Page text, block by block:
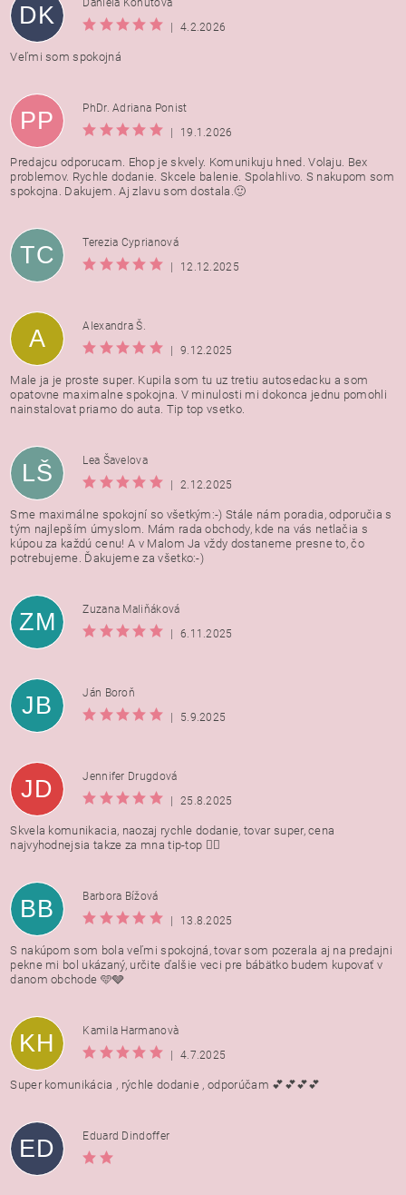
DK
Daniela Kohútová
|
4.2.2026
Veľmi som spokojná
PP
PhDr. Adriana Ponist
|
19.1.2026
Predajcu odporucam. Ehop je skvely. Komunikuju hned. Volaju. Bex
problemov. Rychle dodanie. Skcele balenie. Spolahlivo. S nakupom som
spokojna. Dakujem. Aj zlavu som dostala.🙂
TC
Terezia Cyprianová
|
12.12.2025
A
Alexandra Š.
|
9.12.2025
Male ja je proste super. Kupila som tu uz tretiu autosedacku a som
opatovne maximalne spokojna. V minulosti mi dokonca jednu pomohli
nainstalovat priamo do auta. Tip top vsetko.
LŠ
Lea Šavelova
|
2.12.2025
Sme maximálne spokojní so všetkým:-) Stále nám poradia, odporučia s
tým najlepším úmyslom. Mám rada obchody, kde na vás netlačia s
kúpou za každú cenu! A v Malom Ja vždy dostaneme presne to, čo
potrebujeme. Ďakujeme za všetko:-)
ZM
Zuzana Maliňáková
|
6.11.2025
JB
Ján Boroň
|
5.9.2025
JD
Jennifer Drugdová
|
25.8.2025
Skvela komunikacia, naozaj rychle dodanie, tovar super, cena
najvyhodnejsia takze za mna tip-top 👍🏻
BB
Barbora Bížová
|
13.8.2025
S nakúpom som bola veľmi spokojná, tovar som pozerala aj na predajni
pekne mi bol ukázaný, určite ďalšie veci pre bábätko budem kupovať v
danom obchode 🩵🩶
KH
Kamila Harmanovà
|
4.7.2025
Super komunikácia , rýchle dodanie , odporúčam 💕💕💕💕
ED Eduard Dindoffer